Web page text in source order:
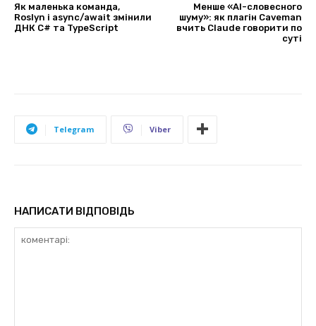
Як маленька команда,
Roslyn і async/await змінили
ДНК C# та TypeScript
Менше «AI-словесного
шуму»: як плагін Caveman
вчить Claude говорити по
суті
Telegram Viber
НАПИСАТИ ВІДПОВІДЬ